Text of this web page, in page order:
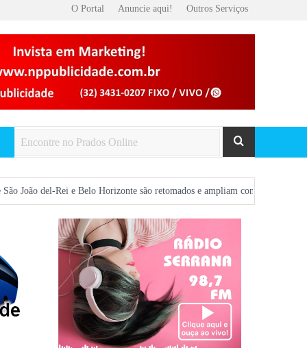
O Portal Anuncie aqui! Outros Serviços
e Belo Horizonte são retomados e ampliam conexão da região com a capital